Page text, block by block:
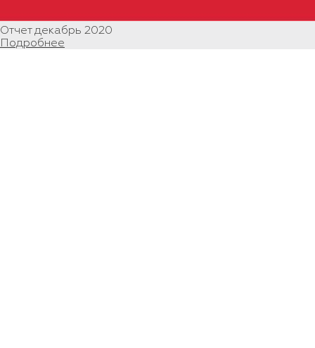
Отчет декабрь 2020
Подробнее